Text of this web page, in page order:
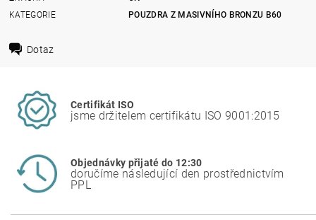
KATEGORIE
POUZDRA Z MASIVNÍHO BRONZU B60
Dotaz
Certifikát ISO
jsme držitelem certifikátu ISO 9001:2015
Objednávky přijaté do 12:30
doručíme následující den prostřednictvím
PPL